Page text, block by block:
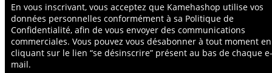
En vous inscrivant, vous acceptez que Kamehashop utilise vos
données personnelles conformément à sa Politique de
Confidentialité, afin de vous envoyer des communications
commerciales. Vous pouvez vous désabonner à tout moment en
cliquant sur le lien “se désinscrire” présent au bas de chaque e-
mail.